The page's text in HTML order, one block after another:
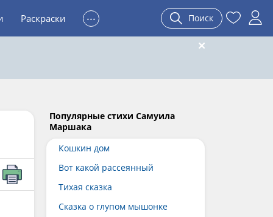
Раскраски ... Поиск
Популярные стихи Самуила
Маршака
Кошкин дом
Вот какой рассеянный
Тихая сказка
Сказка о глупом мышонке